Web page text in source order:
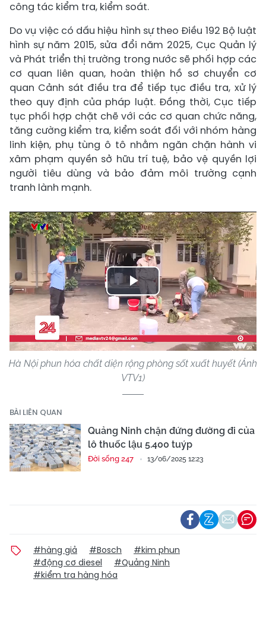
công tác kiểm tra, kiểm soát.
Do vụ việc có dấu hiệu hình sự theo Điều 192 Bộ luật
hình sự năm 2015, sửa đổi năm 2025, Cục Quản lý
và Phát triển thị trường trong nước sẽ phối hợp các
cơ quan liên quan, hoàn thiện hồ sơ chuyển cơ
quan Cảnh sát điều tra để tiếp tục điều tra, xử lý
theo quy định của pháp luật. Đồng thời, Cục tiếp
tục phối hợp chặt chẽ với các cơ quan chức năng,
tăng cường kiểm tra, kiểm soát đối với nhóm hàng
linh kiện, phụ tùng ô tô nhằm ngăn chặn hành vi
xâm phạm quyền sở hữu trí tuệ, bảo vệ quyền lợi
người tiêu dùng và bảo đảm môi trường cạnh
tranh lành mạnh.
Play
Video
Hà Nội phun hóa chất diện rộng phòng sốt xuất huyết (Ảnh
VTV1)
BÀI LIÊN QUAN
Quảng Ninh chặn đứng đường đi của
lô thuốc lậu 5.400 tuýp
Đời sống 247 13/06/2025 12:23
#hàng giả #Bosch
#kim phun
#động cơ diesel
#Quảng Ninh
#kiểm tra hàng hóa